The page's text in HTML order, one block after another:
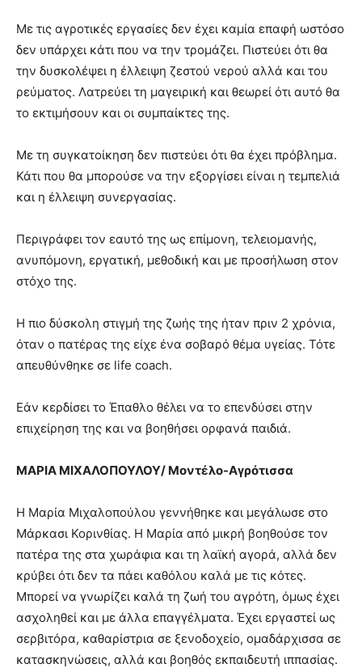
Με τις αγροτικές εργασίες δεν έχει καμία επαφή ωστόσο
δεν υπάρχει κάτι που να την τρομάζει. Πιστεύει ότι θα
την δυσκολέψει η έλλειψη ζεστού νερού αλλά και του
ρεύματος. Λατρεύει τη μαγειρική και θεωρεί ότι αυτό θα
το εκτιμήσουν και οι συμπαίκτες της.
Με τη συγκατοίκηση δεν πιστεύει ότι θα έχει πρόβλημα.
Κάτι που θα μπορούσε να την εξοργίσει είναι η τεμπελιά
και η έλλειψη συνεργασίας.
Περιγράφει τον εαυτό της ως επίμονη, τελειομανής,
ανυπόμονη, εργατική, μεθοδική και με προσήλωση στον
στόχο της.
Η πιο δύσκολη στιγμή της ζωής της ήταν πριν 2 χρόνια,
όταν ο πατέρας της είχε ένα σοβαρό θέμα υγείας. Τότε
απευθύνθηκε σε life coach.
Εάν κερδίσει το Έπαθλο θέλει να το επενδύσει στην
επιχείρηση της και να βοηθήσει ορφανά παιδιά.
ΜΑΡΙΑ ΜΙΧΑΛΟΠΟΥΛΟΥ/ Μοντέλο-Αγρότισσα
Η Μαρία Μιχαλοπούλου γεννήθηκε και μεγάλωσε στο
Μάρκασι Κορινθίας. Η Μαρία από μικρή βοηθούσε τον
πατέρα της στα χωράφια και τη λαϊκή αγορά, αλλά δεν
κρύβει ότι δεν τα πάει καθόλου καλά με τις κότες.
Μπορεί να γνωρίζει καλά τη ζωή του αγρότη, όμως έχει
ασχοληθεί και με άλλα επαγγέλματα. Έχει εργαστεί ως
σερβιτόρα, καθαρίστρια σε ξενοδοχείο, ομαδάρχισσα σε
κατασκηνώσεις, αλλά και βοηθός εκπαιδευτή ιππασίας.